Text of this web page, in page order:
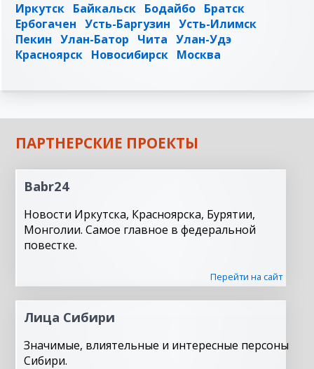
Иркутск Байкальск Бодайбо Братск
Ербогачен Усть-Баргузин Усть-Илимск
Пекин Улан-Батор Чита Улан-Удэ
Красноярск Новосибирск Москва
ПАРТНЕРСКИЕ ПРОЕКТЫ
Babr24
Новости Иркутска, Красноярска, Бурятии,
Монголии. Самое главное в федеральной
повестке.
Перейти на сайт
Лица Сибири
Значимые, влиятельные и интересные персоны
Сибири.